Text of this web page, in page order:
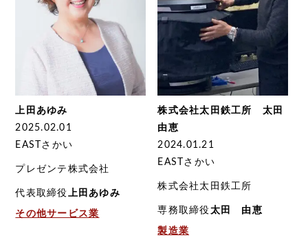
上田あゆみ
2025.02.01
EASTさかい
プレゼンテ株式会社
代表取締役 上田あゆみ
その他サービス業
株式会社太田鉄工所 太田
由恵
2024.01.21
EASTさかい
株式会社太田鉄工所
専務取締役太田 由恵
製造業